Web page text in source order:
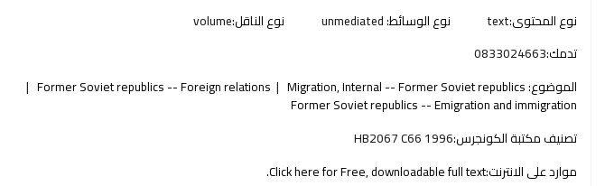
نوع المحتوى:text نوع الوسائط:unmediated نوع الناقل:volume
تدمك:0833024663
الموضوع:Migration, Internal -- Former Soviet republics
Former Soviet republics -- Foreign relations
Former Soviet republics -- Emigration and immigration
تصنيف مكتبة الكونجرس:HB2067 C66 1996
موارد على الانترنت:Click here for Free, downloadable full text.